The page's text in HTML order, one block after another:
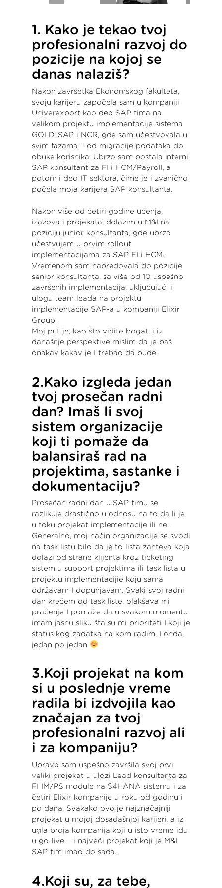
1. Kako je tekao tvoj
profesionalni razvoj do
pozicije na kojoj se
danas nalaziš?
Nakon završetka Ekonomskog fakulteta,
svoju karijeru započela sam u kompaniji
Univerexport kao deo SAP tima na
velikom projektu implementacije sistema
GOLD, SAP i NCR, gde sam učestvovala u
svim fazama – od migracije podataka do
obuke korisnika. Ubrzo sam postala interni
SAP konsultant za FI i HCM/Payroll, a
potom i deo IT sektora, čime je i zvanično
počela moja karijera SAP konsultanta.
Nakon više od četiri godine učenja,
izazova i projekata, dolazim u M&I na
poziciju junior konsultanta, gde ubrzo
učestvujem u prvim rollout
implementacijama za SAP FI i HCM.
Vremenom sam napredovala do pozicije
senior konsultanta, sa više od 10 uspešno
završenih implementacija, uključujući i
ulogu team leada na projektu
implementacije SAP-a u kompaniji Elixir
Group.
Moj put je, kao što vidite bogat, i iz
današnje perspektive mislim da je baš
onakav kakav je I trebao da bude.
2.Kako izgleda jedan
tvoj prosečan radni
dan? Imaš li svoj
sistem organizacije
koji ti pomaže da
balansiraš rad na
projektima, sastanke i
dokumentaciju?
Prosečan radni dan u SAP timu se
razlikuje drastično u odnosu na to da li je
u toku projekat implementacije ili ne .
Generalno, moj način organizacije se svodi
na task listu bilo da je to lista zahteva koja
dolazi od strane klijenta kroz ticketing
sistem u support projektima ili task lista u
projektu implementacijie koju sama
održavam I dopunjavam. Svaki svoj radni
dan krećem od task liste, olakšava mi
praćenje I pomaže da u svakom momentu
imam jasnu sliku šta su mi prioriteti I koji je
status kog zadatka na kom radim. I onda,
jedan po jedan
3.Koji projekat na kom
si u poslednje vreme
radila bi izdvojila kao
značajan za tvoj
profesionalni razvoj ali
i za kompaniju?
Upravo sam uspešno završila svoj prvi
veliki projekat u ulozi Lead konsultanta za
FI IM/PS module na S4HANA sistemu i za
četiri Elixir kompanije u roku od godinu i
po dana. Svakako ovo je najznačajniji
projekat u mojoj dosadašnjoj karijeri, a iz
ugla broja kompanija koji u isto vreme idu
u go-live – i najveći projekat koji je M&I
SAP tim imao do sada.
4.Koji su, za tebe,